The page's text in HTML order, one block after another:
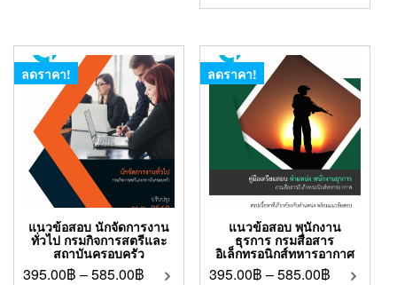
ลดราคา!
แนวข้อสอบ นักจัดการงาน
ทั่วไป กรมกิจการสตรีและ
สถาบันครอบครัว
395.00฿ –585.00฿
ลดราคา!
แนวข้อสอบ พนักงาน
ธุรการ กรมสื่อสาร
อิเล็กทรอนิกส์ทหารอากาศ
395.00฿ –585.00฿